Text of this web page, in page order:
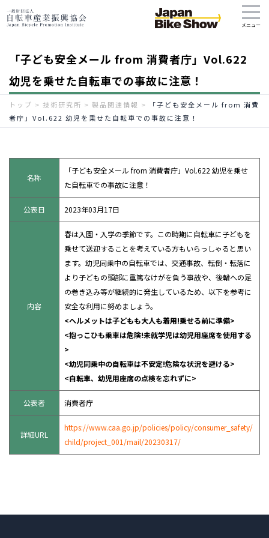
「子ども安全メール from 消費者庁」Vol.622
幼児を乗せた自転車での事故に注意！
トップ > 技術研究所 > 製品関連情報 >
「子ども安全メール from 消費
者庁」Vol.622 幼児を乗せた自転車での事故に注意！
名称
「子ども安全メール from 消費者庁」Vol.622 幼児を乗せ
た自転車での事故に注意！
公表日 2023年03月17日
内容
春は入園・入学の季節です。この時期に自転車に子どもを
乗せて送迎することを考えている方もいらっしゃると思い
ます。幼児同乗中の自転車では、交通事故、転倒・転落に
より子どもの頭部に重篤なけがを負う事故や、後輪への足
の巻き込み等が継続的に発生しているため、以下を参考に
安全な利用に努めましょう。
<ヘルメットは子どもも大人も着用!乗せる前に準備>
<抱っこひも乗車は危険!未就学児は幼児用座席を使用する
>
<幼児同乗中の自転車は不安定!危険な状況を避ける>
<自転車、幼児用座席の点検を忘れずに>
公表者 消費者庁
詳細URL
https://www.caa.go.jp/policies/policy/consumer_safety/
child/project_001/mail/20230317/